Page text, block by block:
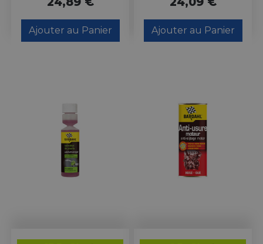
Ajouter au Panier Ajouter au Panier